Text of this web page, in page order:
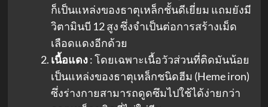
ก็เป็นแหล่งของธาตุเหล็กชั้นดีเยี่ยม แถมยังมี
วิตามินบี 12 สูง ซึ่งจำเป็นต่อการสร้างเม็ด
เลือดแดงอีกด้วย
เนื้อแดง: โดยเฉพาะเนื้อวัวส่วนที่ติดมันน้อย
เป็นแหล่งของธาตุเหล็กชนิดฮีม (Heme iron)
ซึ่งร่างกายสามารถดูดซึมไปใช้ได้ง่ายกว่า